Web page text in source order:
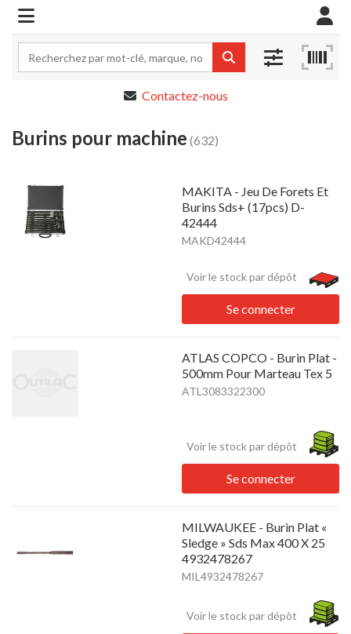
Contactez-nous
Burins pour machine (632)
MAKITA - Jeu De Forets Et
Burins Sds+ (17pcs) D-
42444
MAKD42444
Voir le stock par dépôt
Se connecter
ATLAS COPCO - Burin Plat -
500mm Pour Marteau Tex 5
ATL3083322300
Voir le stock par dépôt
Se connecter
MILWAUKEE - Burin Plat «
Sledge » Sds Max 400 X 25
4932478267
MIL4932478267
Voir le stock par dépôt